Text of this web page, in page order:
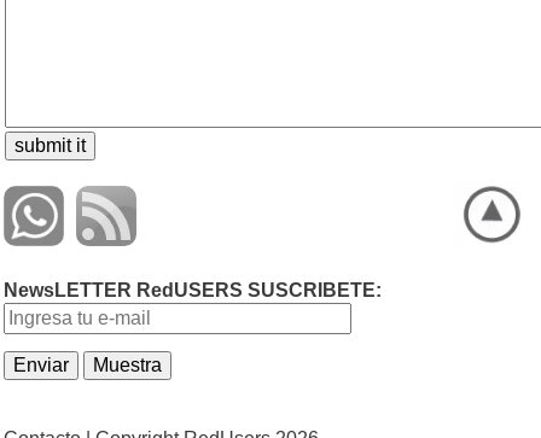
NewsLETTER RedUSERS SUSCRIBETE: